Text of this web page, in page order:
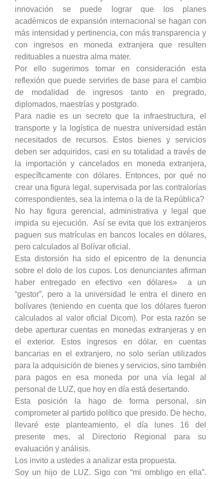
innovación se puede lograr que los planes
académicos de expansión internacional se hagan con
más intensidad y pertinencia, con más transparencia y
con ingresos en moneda extranjera que resulten
redituables a nuestra alma mater.
Por ello sugerimos tomar en consideración esta
reflexión que puede servirles de base para el cambio
de modalidad de ingresos tanto en pregrado,
diplomados, maestrías y postgrado.
Para nadie es un secreto que la infraestructura, el
transporte y la logística de nuestra universidad están
necesitados de recursos. Estos bienes y servicios
deben ser adquiridos, casi en su totalidad a través de
la importación y cancelados en moneda extranjera,
específicamente con dólares. Entonces, por qué no
crear una figura legal, supervisada por las contralorías
correspondientes, sea la interna o la de la República?
No hay figura gerencial, administrativa y legal que
impida su ejecución. Así se evita que los extranjeros
paguen sus matrículas en bancos locales en dólares,
pero calculados al Bolívar oficial.
Esta distorsión ha sido el epicentro de la denuncia
sobre el dolo de los cupos. Los denunciantes afirman
haber entregado en efectivo «en dólares» a un
“gestor”, pero a la universidad le entra el dinero en
bolívares (teniendo en cuenta que los dólares fueron
calculados al valor oficial Dicom). Por esta razón se
debe aperturar cuentas en monedas extranjeras y en
el exterior. Estos ingresos en dólar, en cuentas
bancarias en el extranjero, no solo serían utilizados
para la adquisición de bienes y servicios, sino también
para pagos en esa moneda por una vía legal al
personal de LUZ, que hoy en día está desertando.
Esta posición la hago de forma personal, sin
comprometer al partido político que presido. De hecho,
llevaré este planteamiento, el día lunes 16 del
presente mes, al Directorio Regional para su
evaluación y análisis.
Los invito a ustedes a analizar esta propuesta.
Soy un hijo de LUZ. Sigo con “mi ombligo en ella”.